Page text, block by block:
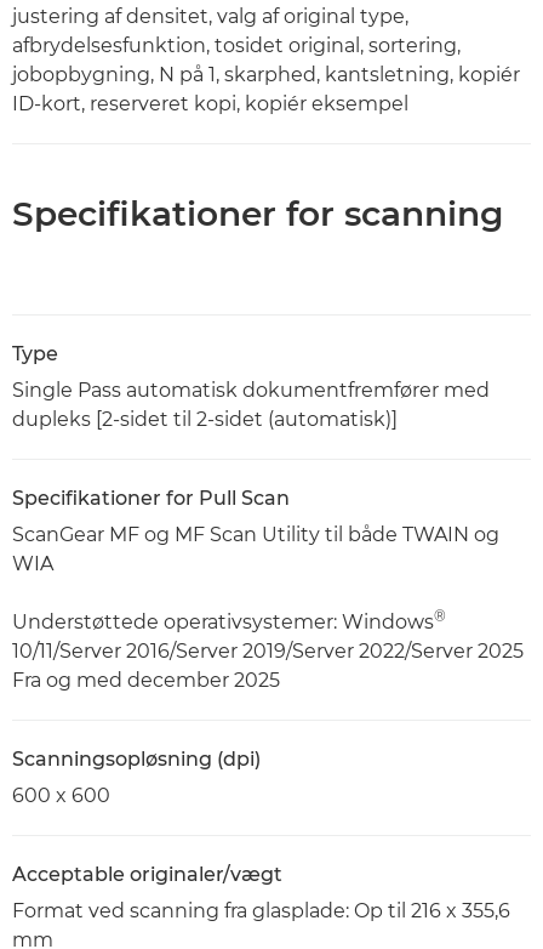
justering af densitet, valg af original type,
afbrydelsesfunktion, tosidet original, sortering,
jobopbygning, N på 1, skarphed, kantsletning, kopiér
ID-kort, reserveret kopi, kopiér eksempel
Specifikationer for scanning
Type
Single Pass automatisk dokumentfremfører med
dupleks [2-sidet til 2-sidet (automatisk)]
Specifikationer for Pull Scan
ScanGear MF og MF Scan Utility til både TWAIN og
WIA
Understøttede operativsystemer: Windows®
10/11/Server 2016/Server 2019/Server 2022/Server 2025
Fra og med december 2025
Scanningsopløsning (dpi)
600 x 600
Acceptable originaler/vægt
Format ved scanning fra glasplade: Op til 216 x 355,6
mm